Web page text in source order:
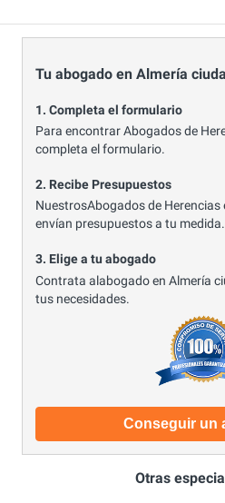
Tu abogado en Almería
1. Completa el formulario
Para encontrar Abogados de
completa el formulario.
2. Recibe Presupuestos
NuestrosAbogados de Herencias
envían presupuestos a tu medida.
3. Elige a tu abogado
Contrata alabogado en Almería
tus necesidades.
Conseguir un
Otras